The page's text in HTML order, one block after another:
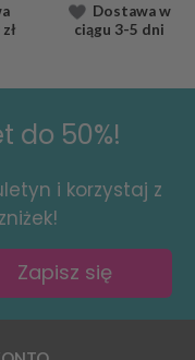
Dostawaw
ciągu 3-5 dni
do 50%!
i korzystaj z
Zapisz się